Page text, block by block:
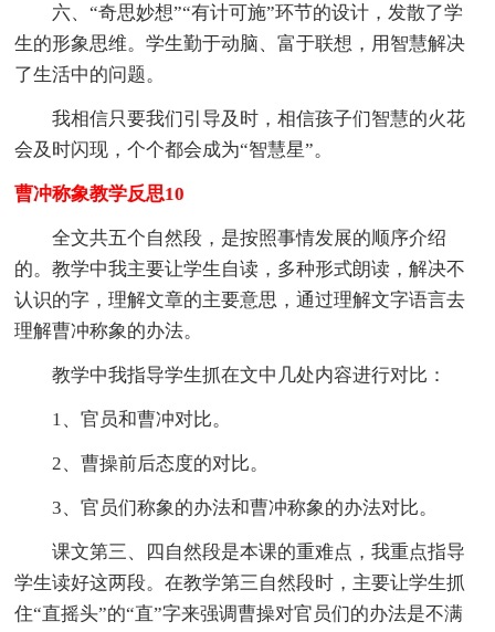
六、“奇思妙想”“有计可施”环节的设计，发散了学
生的形象思维。学生勤于动脑、富于联想，用智慧解决
了生活中的问题。
我相信只要我们引导及时，相信孩子们智慧的火花
会及时闪现，个个都会成为“智慧星”。
曹冲称象教学反思10
全文共五个自然段，是按照事情发展的顺序介绍
的。教学中我主要让学生自读，多种形式朗读，解决不
认识的字，理解文章的主要意思，通过理解文字语言去
理解曹冲称象的办法。
教学中我指导学生抓在文中几处内容进行对比：
1、官员和曹冲对比。
2、曹操前后态度的对比。
3、官员们称象的办法和曹冲称象的办法对比。
课文第三、四自然段是本课的重难点，我重点指导
学生读好这两段。在教学第三自然段时，主要让学生抓
住“直摇头”的“直”字来强调曹操对官员们的办法是不满